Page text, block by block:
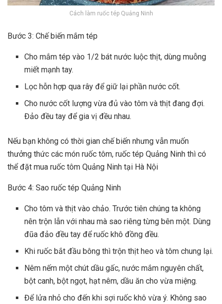
Cách làm ruốc tép Quảng Ninh
Bước 3: Chế biến mắm tép
Cho mắm tép vào 1/2 bát nước luộc thịt, dùng muỗng
miết mạnh tay.
Lọc hỗn hợp qua rây để giữ lại phần nước cốt.
Cho nước cốt lượng vừa đủ vào tôm và thịt đang đợi.
Đảo đều tay để gia vị đều nhau.
Nếu bạn không có thời gian chế biến nhưng vẫn muốn
thưởng thức các món ruốc tôm, ruốc tép Quảng Ninh thì có
thể đặt mua ruốc tôm Quảng Ninh tại Hà Nội
Bước 4: Sao ruốc tép Quảng Ninh
Cho tôm và thịt vào chảo. Trước tiên chúng ta không
nên trộn lẫn với nhau mà sao riêng từng bên một. Dùng
đũa đảo đều tay để ruốc khô đồng đều.
Khi ruốc bắt đầu bông thì trộn thịt heo và tôm chung lại.
Nêm nếm một chút dầu gấc, nước mắm nguyên chất,
bột canh, bột ngọt, hạt nêm, dầu ăn cho vừa miệng.
Để lửa nhỏ cho đến khi sợi ruốc khô vừa ý. Không sao